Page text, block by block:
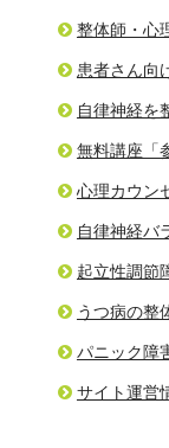
整体師・心
患者さん向
自律神経を
無料講座「
心理カウン
自律神経バ
起立性調節
うつ病の整
パニック障
サイト運営